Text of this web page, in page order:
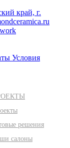
край, г.
Условия
решения
салоны